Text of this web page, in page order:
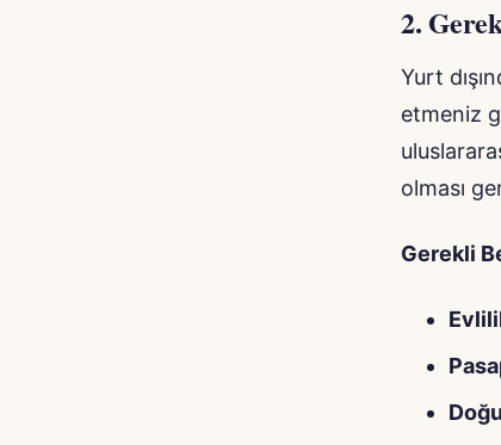
2.
Yurt
etmeniz
olması
Gerekli